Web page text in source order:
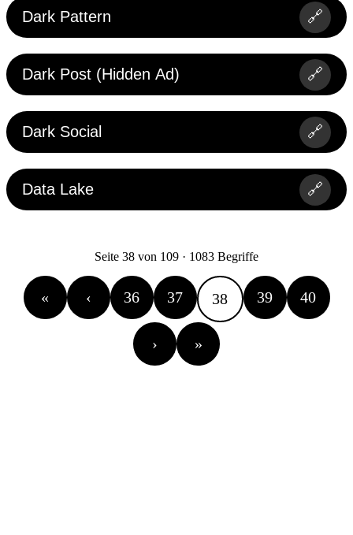
Dark Pattern 🔗
Dark Post (Hidden Ad) 🔗
Dark Social 🔗
Data Lake 🔗
Seite 38 von 109 · 1083 Begriffe
« ‹ 36 37 38 39 40
› »